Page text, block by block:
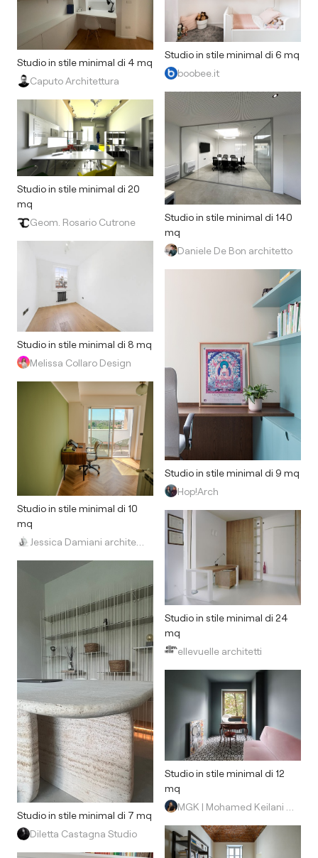
Studio in stile minimal di 4 mq
Caputo Architettura
Studio in stile minimal di 20
mq
Geom. Rosario Cutrone
Studio in stile minimal di 8 mq
Melissa Collaro Design
Studio in stile minimal di 10
mq
Studio in stile minimal di 7 mq
Diletta Castagna Studio
Studio in stile minimal di 6 mq
boobee.it
Studio in stile minimal di 140
mq
Daniele De Bon architetto
Studio in stile minimal di 9 mq
Hop!Arch
Studio in stile minimal di 24
mq
ellevuelle architetti
Studio in stile minimal di 12
mq